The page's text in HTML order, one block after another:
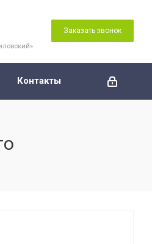
Заказать звонок
Контакты